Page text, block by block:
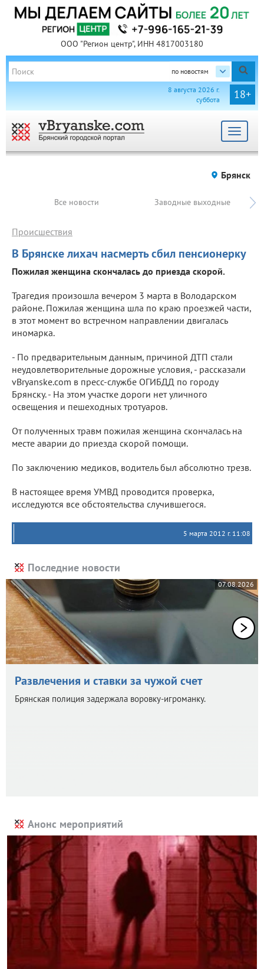
ООО "Регион центр", ИНН 4817003180
по новостям
18+
8 августа 2026 г.
суббота
Toggle
Брянск
Все новости Заводные выходные
В Брянске лихач насмерть сбил пенсионерку
Происшествия
Пожилая женщина скончалась до приезда скорой.
Трагедия произошла вечером 3 марта в Володарском
районе. Пожилая женщина шла по краю проезжей части,
в этот момент во встречном направлении двигалась
иномарка.
- По предварительным данным, причиной ДТП стали
неудовлетворительные дорожные условия, - рассказали
vВryanske.com в пресс-службе ОГИБДД по городу
Брянску. - На этом участке дороги нет уличного
освещения и пешеходных тротуаров.
От полученных травм пожилая женщина скончалась на
месте аварии до приезда скорой помощи.
По заключению медиков, водитель был абсолютно трезв.
В настоящее время УМВД проводится проверка,
исследуются все обстоятельства случившегося.
5 марта 2012 г. 11:08
Последние новости
07.08.2026
Развлечения и ставки за чужой счет
Брянская полиция задержала воровку-игроманку.
Анонс мероприятий